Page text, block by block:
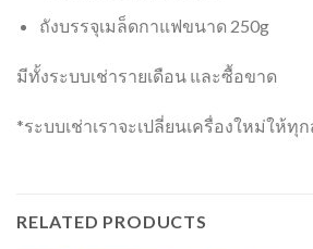
ถังบรรจุเมล็ดกาแฟขนาด 250g
มีทั้งระบบเช่ารายเดือน และซื้อขาด
*ระบบเช่าเราจะเปลี่ยนเครื่องใหม่ให้ทุ
RELATED PRODUCTS